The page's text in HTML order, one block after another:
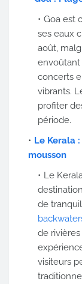
Goa est
ses eaux
août,
envoûtant
concerts
vibrants.
profiter
période.
Le Kerala
mousson
Le
de
de
visiteurs